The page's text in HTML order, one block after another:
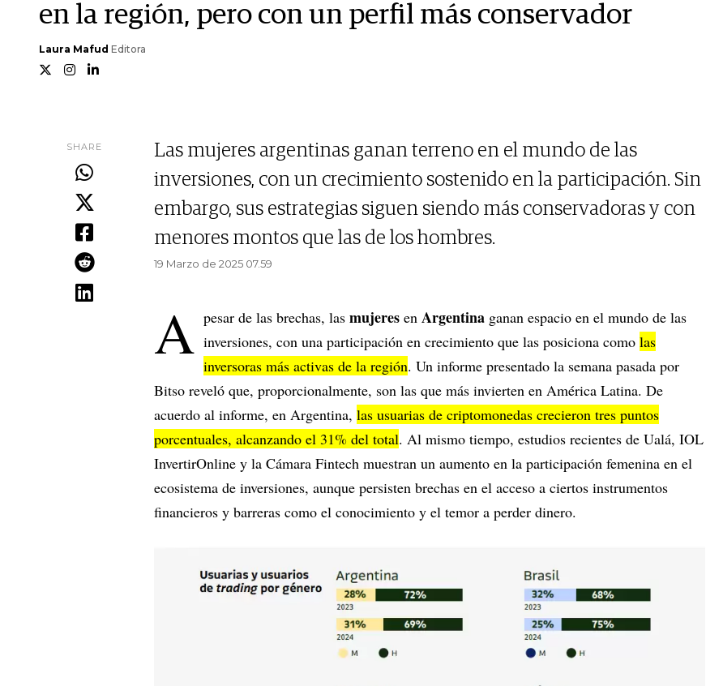
en la región, pero con un perfil más conservador
Laura Mafud Editora
SHARE
Las mujeres argentinas ganan terreno en el mundo de las
inversiones, con un crecimiento sostenido en la participación. Sin
embargo, sus estrategias siguen siendo más conservadoras y con
menores montos que las de los hombres.
19 Marzo de 2025 07.59
A pesar de las brechas, las mujeres en Argentina ganan espacio en el mundo de las
inversiones, con una participación en crecimiento que las posiciona como las
inversoras más activas de la región. Un informe presentado la semana pasada por
Bitso reveló que, proporcionalmente, son las que más invierten en América Latina. De
acuerdo al informe, en Argentina, las usuarias de criptomonedas crecieron tres puntos
porcentuales, alcanzando el 31% del total. Al mismo tiempo, estudios recientes de Ualá, IOL
InvertirOnline y la Cámara Fintech muestran un aumento en la participación femenina en el
ecosistema de inversiones, aunque persisten brechas en el acceso a ciertos instrumentos
financieros y barreras como el conocimiento y el temor a perder dinero.